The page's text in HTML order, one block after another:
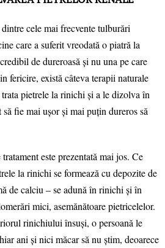
cele mai frecvente tulburări
care a suferit vreodată o piatră la
de dureroasă și nu una pe care
fericire, există câteva terapii naturale
pietrele la rinichi și a le dizolva în
fie mai ușor și mai puțin dureros să
este prezentată mai jos. Ce
la rinichi se formează cu depozite de
de calciu – se adună în rinichi și în
mici, asemănătoare pietricelelor.
rinichiului însuși, o persoană le
ani și nici măcar să nu știm, deoarece